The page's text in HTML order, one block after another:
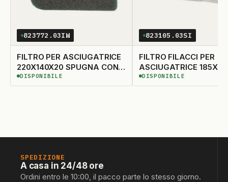
823772.03IW
FILTRO PER ASCIUGATRICE
220X140X20 SPUGNA CON
FORI
DISPONIBILE
DISPONIBILE
823105.03SI
FILTRO FILACCI PER
ASCIUGATRICE
DISPONIBILE
DISPONIBILE
SPEDIZIONE
A casa in 24/48 ore
Ordini entro le 10:00, il pacco parte lo stesso giorno.